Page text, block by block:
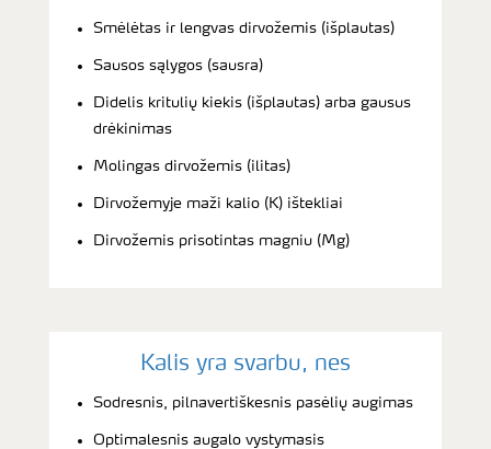
Smėlėtas ir lengvas dirvožemis (išplautas)
Sausos sąlygos (sausra)
Didelis kritulių kiekis (išplautas) arba gausus
drėkinimas
Molingas dirvožemis (ilitas)
Dirvožemyje maži kalio (K) ištekliai
Dirvožemis prisotintas magniu (Mg)
Kalis yra svarbu, nes
Sodresnis, pilnavertiškesnis pasėlių augimas
Optimalesnis augalo vystymasis